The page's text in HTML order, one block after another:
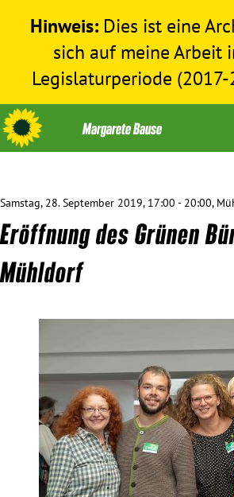
Hinweis: Dies ist eine
sich auf meine Arbeit
Legislaturperiode
Themen
Menschenrechte
Bundestag 2017-2021
Obfrau im Ausschuss für
humanitäre Hilfe
Mein Abstimmungsverhalten
Samstag, 28. September 2019, 17:00 - 20:00,
Eröffnung des Grünen
Mühldorf